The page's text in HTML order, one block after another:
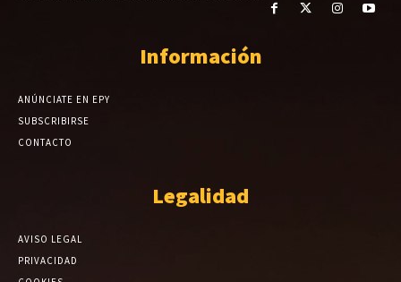
Información
ANÚNCIATE EN EPY
SUBSCRIBIRSE
CONTACTO
Legalidad
AVISO LEGAL
PRIVACIDAD